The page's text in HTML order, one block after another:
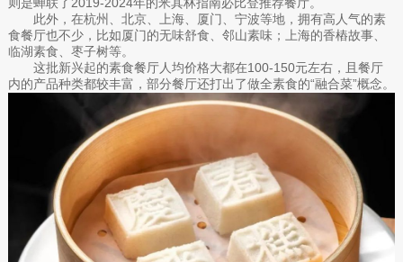
此外，在杭州、北京、上海、厦门、宁波等地，拥有高人气的素
食餐厅也不少，比如厦门的无味舒食、邻山素味；上海的香樁故事、
临湖素食、枣子树等。
这批新兴起的素食餐厅人均价格大都在100-150元左右，且餐厅
内的产品种类都较丰富，部分餐厅还打出了做全素食的“融合菜”概念。